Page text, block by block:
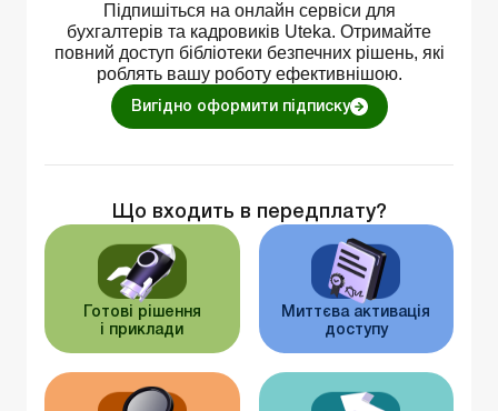
Підпишіться на онлайн сервіси для
бухгалтерів та кадровиків Uteka. Отримайте
повний доступ бібліотеки безпечних рішень, які
роблять вашу роботу ефективнішою.
Вигідно оформити підписку
Що входить в передплату?
Готові рішення
і приклади
Миттєва активація
доступу